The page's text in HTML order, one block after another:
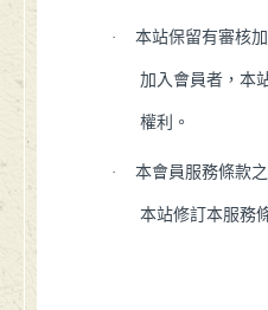
· 本站保留有審核
加入會員者，本
權利。
· 本會員服務條款
本站修訂本服務